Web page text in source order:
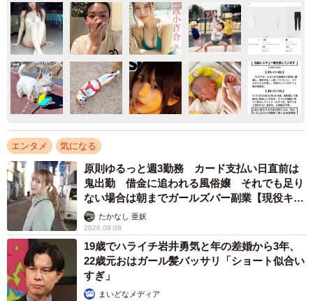
エンタメ 気になる
原則ゆるっと週3勤務 カード支払い日直前は
鬼出勤 借金に追われる風俗嬢 それでも足り
ない場合は朝までガールズバー副業【現役キャ
ストに取材】
たかなし 亜妖
2026.08.08
19歳でハライチ岩井勇気と年の差婚から3年、
22歳元おはガール髪バッサリ「ショート似合い
すぎ」
まいどなメディア